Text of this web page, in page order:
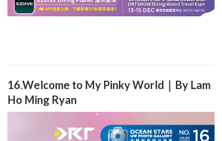
16.Welcome to My Pinky World｜By Lam
Ho Ming Ryan